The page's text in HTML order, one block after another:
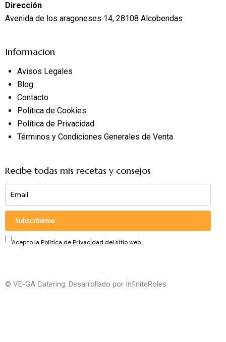
Dirección
Avenida de los aragoneses 14, 28108 Alcobendas
Informacion
Avisos Legales
Blog
Contacto
Política de Cookies
Política de Privacidad
Términos y Condiciones Generales de Venta
Recibe todas mis recetas y consejos
Subscribirme
Acepto la Política de Privacidad del sitio web.
© VE-GA Catering. Desarrollado por InfiniteRoles